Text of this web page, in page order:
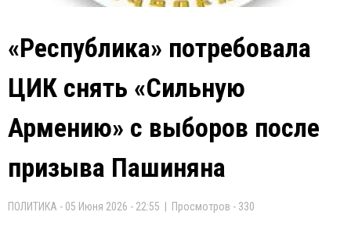
«Республика» потребовала
ЦИК снять «Сильную
Армению» с выборов после
призыва Пашиняна
ПОЛИТИКА - 05 Июня 2026 - 22:55 | Просмотров - 330